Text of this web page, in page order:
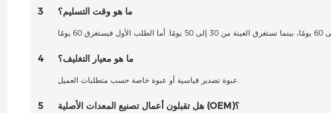
3 ما هو وقت التسليم؟
4 ما هو معيار التغليف؟
5 هل تقبلون أعمال تصنيع المعدات الأصلية (OEM)؟